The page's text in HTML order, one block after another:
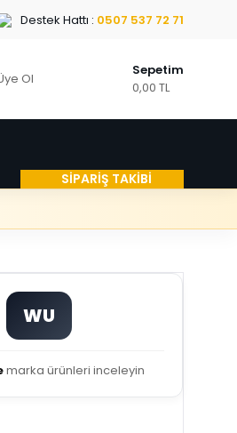
Destek Hattı : 0507 537 72 71
Ol
Sepetim
0,00 TL
SİPARİŞ TAKİBİ
WU
marka ürünleri inceleyin